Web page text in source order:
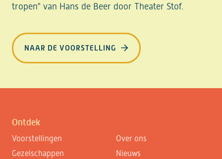
tropen" van Hans de Beer door Theater Stof.
NAAR DE VOORSTELLING
Ontdek
Voorstellingen
Over ons
Gezelschappen
Nieuws